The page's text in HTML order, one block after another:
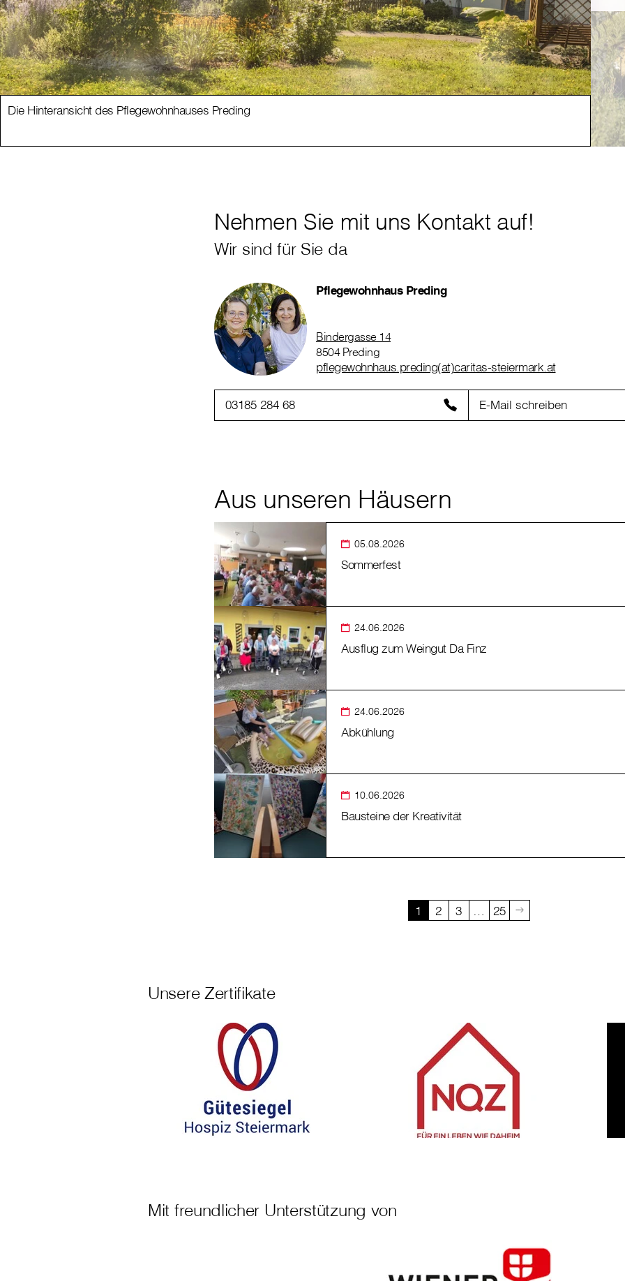
Die Hinteransicht des Pflegewohnhauses Preding Alle
Nehmen Sie mit uns Kontakt auf!
Wir sind für Sie da
Pflegewohnhaus Preding
Bindergasse 14
8504 Preding
pflegewohnhaus.preding(at)caritas-steiermark.at
03185 284 68 E-Mail schreiben
Aus unseren Häusern
05.08.2026
Sommerfest
24.06.2026
Ausflug zum Weingut Da Finz
24.06.2026
Abkühlung
10.06.2026
Bausteine der Kreativität
1 2 3 25
Unsere Zertifikate
Mit freundlicher Unterstützung von